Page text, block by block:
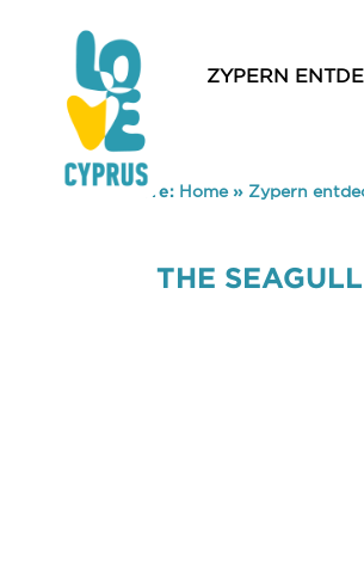
ZYPERN
You are here: Home» Zypern
THE